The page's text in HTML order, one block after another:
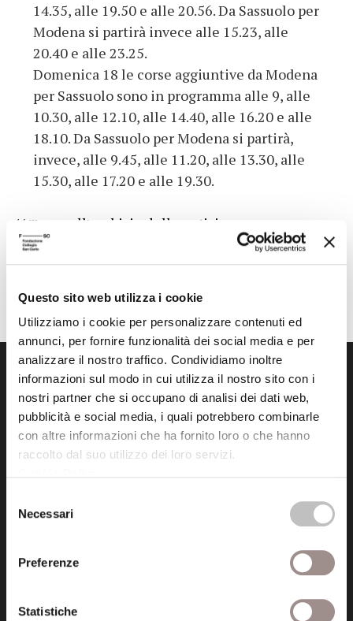
Questo sito web utilizza i cookie
Utilizziamo i cookie per personalizzare contenuti ed
annunci, per fornire funzionalità dei social media e per
analizzare il nostro traffico. Condividiamo inoltre
informazioni sul modo in cui utilizza il nostro sito con i
nostri partner che si occupano di analisi dei dati web,
pubblicità e social media, i quali potrebbero combinarle
con altre informazioni che ha fornito loro o che hanno
raccolto dal suo utilizzo dei loro servizi.
delNecessari
Preferenze
Statistiche
14.35, alle 19.50 e alle 20.56. Da Sassuolo per
Modena si partirà invece alle 15.23, alle
20.40 e alle 23.25.
Domenica 18 le corse aggiuntive da Modena
per Sassuolo sono in programma alle 9, alle
10.30, alle 12.10, alle 14.40, alle 16.20 e alle
18.10. Da Sassuolo per Modena si partirà,
invece, alle 9.45, alle 11.20, alle 13.30, alle
15.30, alle 17.20 e alle 19.30.
Torna all'archivio delle notizie
Fondazione Collegio San Carlo